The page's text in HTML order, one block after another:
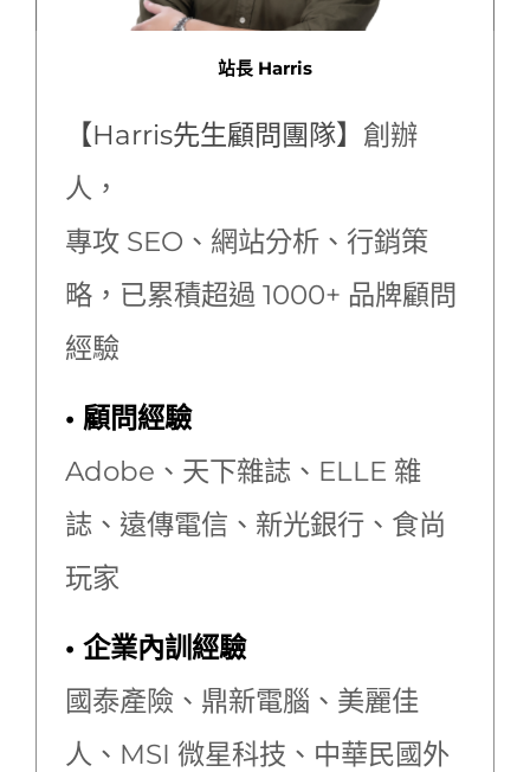
站長 Harris
【Harris先生顧問團隊】 創辦
人，
專攻 SEO、網站分析、行銷策
略，已累積超過 1000+ 品牌顧問
經驗
• 顧問經驗
Adobe、天下雜誌、ELLE 雜
誌、遠傳電信、新光銀行、食尚
玩家
• 企業內訓經驗
國泰產險、鼎新電腦、美麗佳
人、MSI 微星科技 、中華民國外